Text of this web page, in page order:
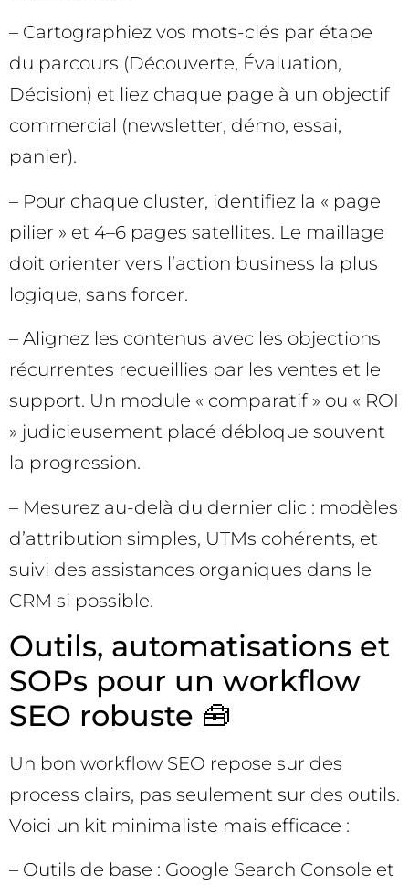
– Cartographiez vos mots-clés par étape
du parcours (Découverte, Évaluation,
Décision) et liez chaque page à un objectif
commercial (newsletter, démo, essai,
panier).
– Pour chaque cluster, identifiez la « page
pilier » et 4–6 pages satellites. Le maillage
doit orienter vers l’action business la plus
logique, sans forcer.
– Alignez les contenus avec les objections
récurrentes recueillies par les ventes et le
support. Un module « comparatif » ou « ROI
» judicieusement placé débloque souvent
la progression.
– Mesurez au-delà du dernier clic : modèles
d’attribution simples, UTMs cohérents, et
suivi des assistances organiques dans le
CRM si possible.
Outils, automatisations et
SOPs pour un workflow
SEO robuste 🧰
Un bon workflow SEO repose sur des
process clairs, pas seulement sur des outils.
Voici un kit minimaliste mais efficace :
– Outils de base : Google Search Console et